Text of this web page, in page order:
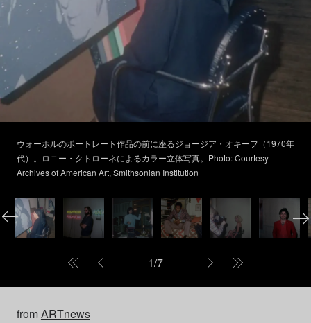
ウォーホルのポートレート作品の前に座るジョージア・オキーフ（1970年
代）。ロニー・クトローネによるカラー立体写真。Photo: Courtesy
Archives of American Art, Smithsonian Institution
1/7
fromARTnews